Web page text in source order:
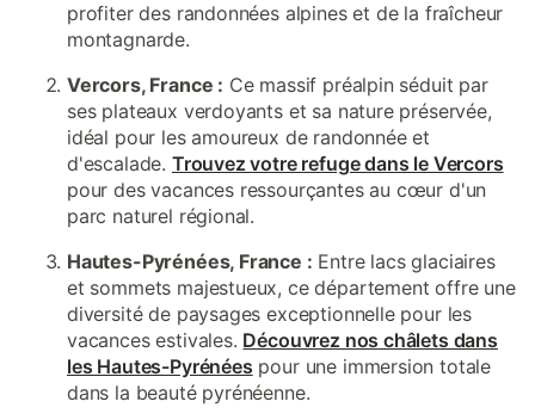
profiter des randonnées alpines et de la fraîcheur
montagnarde.
Vercors, France : Ce massif préalpin séduit par
ses plateaux verdoyants et sa nature préservée,
idéal pour les amoureux de randonnée et
d'escalade. Trouvez votre refuge dans le Vercors
pour des vacances ressourçantes au cœur d'un
parc naturel régional.
Hautes-Pyrénées, France : Entre lacs glaciaires
et sommets majestueux, ce département offre une
diversité de paysages exceptionnelle pour les
vacances estivales. Découvrez nos châlets dans
les Hautes-Pyrénées pour une immersion totale
dans la beauté pyrénéenne.